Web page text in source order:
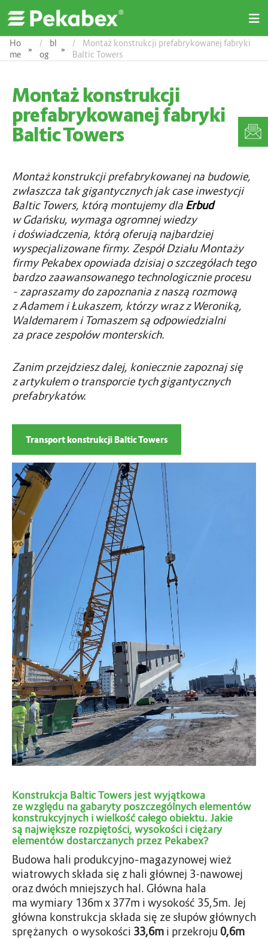
O
p
e
M
Ho
me
»
bl
og
»
Montaż konstrukcji prefabrykowanej fabryki
Baltic Towers
Montaż konstrukcji
prefabrykowanej fabryki
Baltic Towers
Montaż konstrukcji prefabrykowanej na budowie,
zwłaszcza tak gigantycznych jak case inwestycji
Baltic Towers, którą montujemy dla Erbud
w Gdańsku, wymaga ogromnej wiedzy
i doświadczenia, którą oferują najbardziej
wyspecjalizowane firmy. Zespół Działu Montaży
firmy Pekabex opowiada dzisiaj o szczegółach tego
bardzo zaawansowanego technologicznie procesu
– zapraszamy do zapoznania z naszą rozmową
z Adamem i Łukaszem, którzy wraz z Weroniką,
Waldemarem i Tomaszem są odpowiedzialni
za prace zespołów monterskich.
Zanim przejdziesz dalej, koniecznie zapoznaj się
z artykułem o transporcie tych gigantycznych
prefabrykatów.
Transport konstrukcji Baltic Towers
Konstrukcja Baltic Towers jest wyjątkowa
ze względu na gabaryty poszczególnych elementów
konstrukcyjnych i wielkość całego obiektu. Jakie
są największe rozpiętości, wysokości i ciężary
elementów dostarczanych przez Pekabex?
Budowa hali produkcyjno–magazynowej wież
wiatrowych składa się z hali głównej 3-nawowej
oraz dwóch mniejszych hal. Główna hala
ma wymiary 136m x 377m i wysokość 35,5m. Jej
główna konstrukcja składa się ze słupów głównych
sprężanych o wysokości 33,6m i przekroju 0,6m